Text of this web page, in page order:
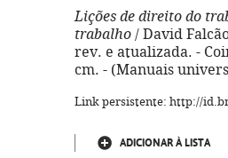
Lições de direito do
trabalho / David
rev. e atualizada. -
cm. - (Manuais
Link persistente: http://
ADICIONAR À LISTA